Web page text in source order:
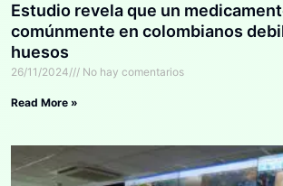
Estudio revela que un
comúnmente en colombianos
huesos
26/11/2024 No hay comentarios
Read More »